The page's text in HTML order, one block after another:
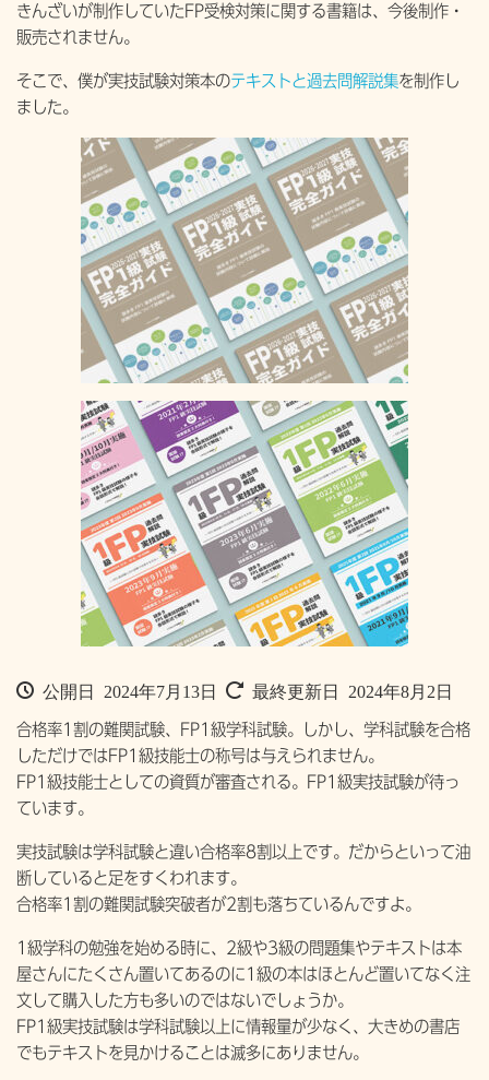
きんざいが制作していたFP受検対策に関する書籍は、今後制作・
販売されません。
そこで、僕が実技試験対策本のテキストと過去問解説集を制作し
ました。
公開日 2024年7月13日 最終更新日 2024年8月2日
合格率1割の難関試験、FP1級学科試験。しかし、学科試験を合格
しただけではFP1級技能士の称号は与えられません。
FP1級技能士としての資質が審査される。FP1級実技試験が待っ
ています。
実技試験は学科試験と違い合格率8割以上です。だからといって油
断していると足をすくわれます。
合格率1割の難関試験突破者が2割も落ちているんですよ。
1級学科の勉強を始める時に、2級や3級の問題集やテキストは本
屋さんにたくさん置いてあるのに1級の本はほとんど置いてなく注
文して購入した方も多いのではないでしょうか。
FP1級実技試験は学科試験以上に情報量が少なく、大きめの書店
でもテキストを見かけることは滅多にありません。